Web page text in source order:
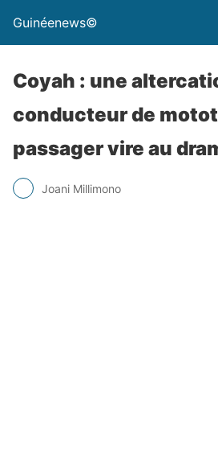
Guinéenews©
Coyah : une
conducteur de
passager vire au
Joani Millimono